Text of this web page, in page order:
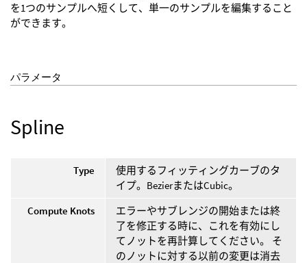
を1つのサンプルへ短くして、単一のサンプルを編集すること
ができます。
パラメータ
Spline
Type
使用するフィッティングカーブのタ
イプ。BezierまたはCubic。
Compute Knots
エラーやサブレンジの開始または終
了を修正する時に、これを有効にし
てノットを再計算してください。 そ
のノットに対する以前の変更は消去